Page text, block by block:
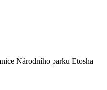
Národního parku Etosha